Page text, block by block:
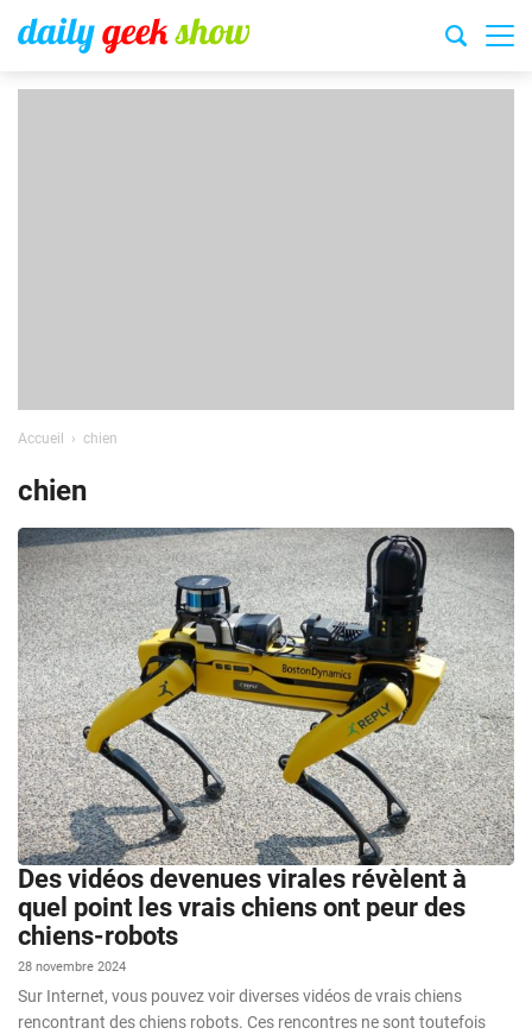
Accueil chien
chien
Des vidéos devenues virales révèlent à
quel point les vrais chiens ont peur des
chiens-robots
28 novembre 2024
Sur Internet, vous pouvez voir diverses vidéos de vrais chiens
rencontrant des chiens robots. Ces rencontres ne sont toutefois